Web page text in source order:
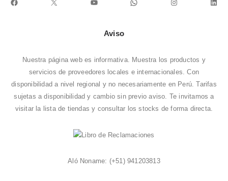
Aviso
Nuestra página web es informativa. Muestra los productos y
servicios de proveedores locales e internacionales. Con
disponibilidad a nivel regional y no necesariamente en Perú. Tarifas
sujetas a disponibilidad y cambio sin previo aviso. Te invitamos a
visitar la lista de tiendas y consultar los stocks de forma directa.
Aló Noname: (+51) 941203813